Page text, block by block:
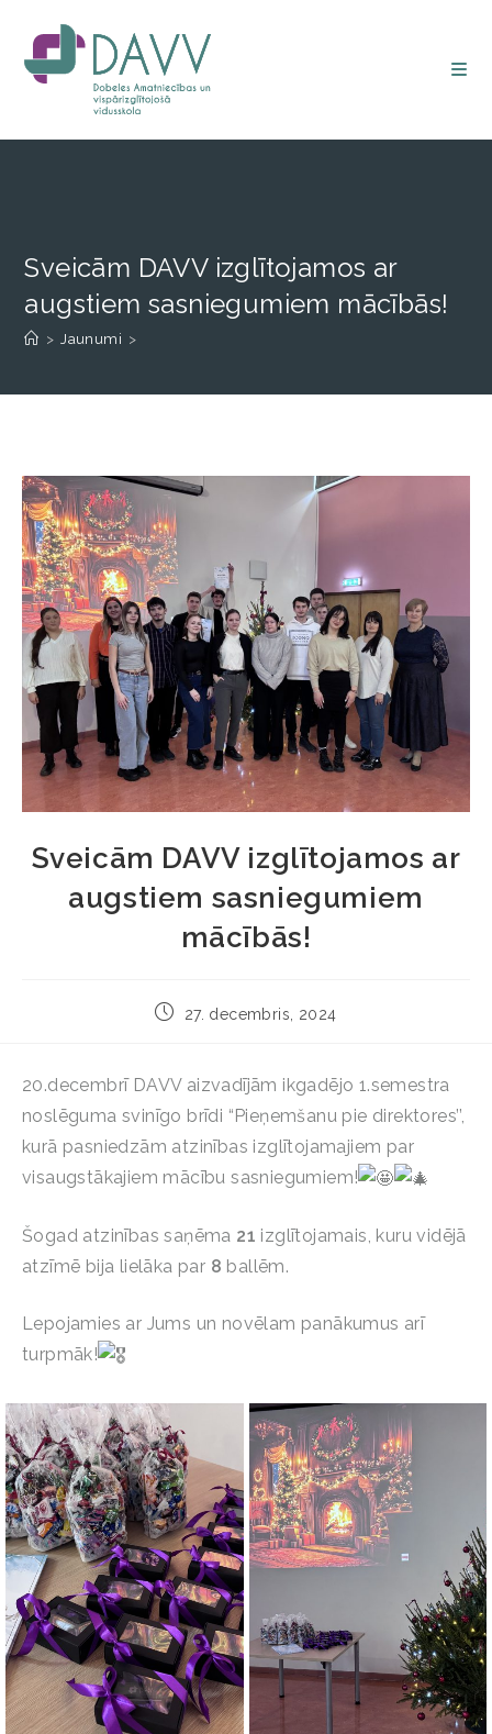
Sveicām DAVV izglītojamos ar
augstiem sasniegumiem mācībās!
> Jaunumi >
Sveicām DAVV izglītojamos ar
augstiem sasniegumiem
mācībās!
27. decembris, 2024
20.decembrī DAVV aizvadījām ikgadējo 1.semestra
noslēguma svinīgo brīdi “Pieņemšanu pie direktores’’,
kurā pasniedzām atzinības izglītojamajiem par
visaugstākajiem mācību sasniegumiem!
Šogad atzinības saņēma 21 izglītojamais, kuru vidējā
atzīmē bija lielāka par 8 ballēm.
Lepojamies ar Jums un novēlam panākumus arī
turpmāk!